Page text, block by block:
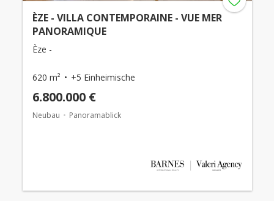
ÈZE - VILLA CONTEMPORAINE - VUE MER
PANORAMIQUE
Èze -
620 m² +5 Einheimische
6.800.000 €
Neubau Panoramablick